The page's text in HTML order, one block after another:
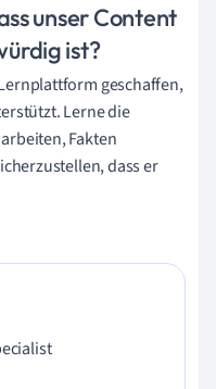
unser Content
ist?
geschaffen,
Lerne die
Fakten
dass er